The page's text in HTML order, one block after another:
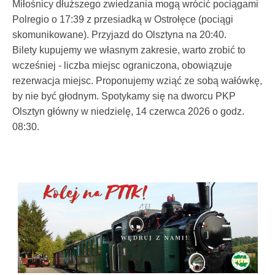
Miłośnicy dłuższego zwiedzania mogą wrócić pociągami
Polregio o 17:39 z przesiadką w Ostrołęce (pociągi
skomunikowane). Przyjazd do Olsztyna na 20:40.
Bilety kupujemy we własnym zakresie, warto zrobić to
wcześniej - liczba miejsc ograniczona, obowiązuje
rezerwacja miejsc. Proponujemy wziąć ze sobą wałówkę,
by nie być głodnym. Spotykamy się na dworcu PKP
Olsztyn główny w niedzielę, 14 czerwca 2026 o godz.
08:30.